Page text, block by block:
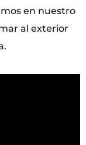
en nuestro
al exterior